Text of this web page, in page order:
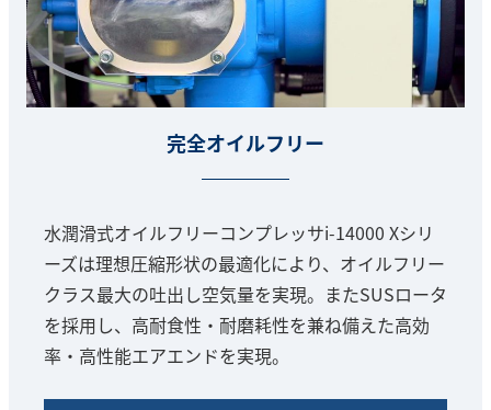
完全オイルフリー
水潤滑式オイルフリーコンプレッサi-14000 Xシリ
ーズは理想圧縮形状の最適化により、オイルフリー
クラス最大の吐出し空気量を実現。またSUSロータ
を採用し、高耐食性・耐磨耗性を兼ね備えた高効
率・高性能エアエンドを実現。